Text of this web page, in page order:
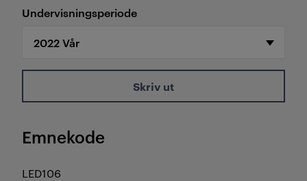
Undervisningsperiode
Skriv ut
Emnekode
LED106